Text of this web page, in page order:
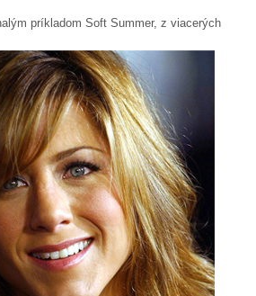
príkladom Soft Summer, z viacerých